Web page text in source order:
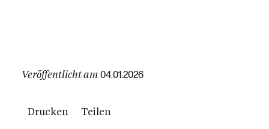
Veröffentlicht am 04.01.2026
Drucken Teilen